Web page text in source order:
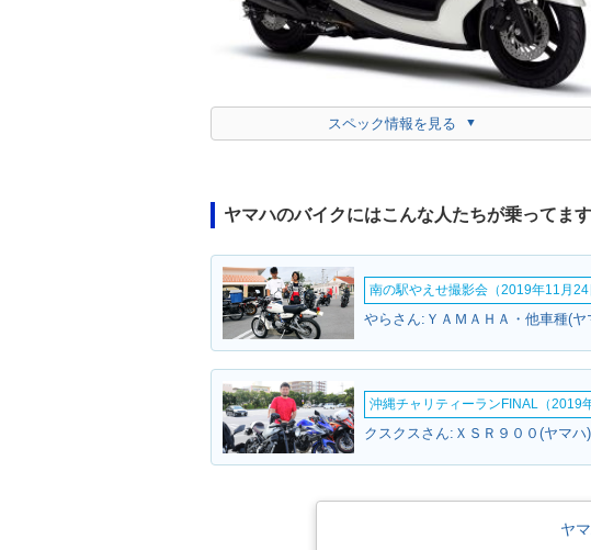
スペック情報を見る
ヤマハのバイクにはこんな人たちが乗ってます
南の駅やえせ撮影会（2019年11月24
やらさん:ＹＡＭＡＨＡ・他車種(ヤ
沖縄チャリティーランFINAL（2019
クスクスさん:ＸＳＲ９００(ヤマハ)
ヤ